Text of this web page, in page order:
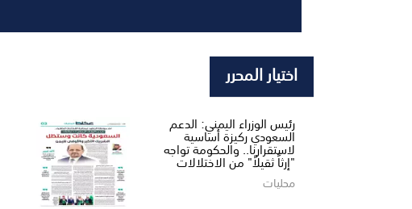
اختيار المحرر
رئيس الوزراء اليمني: الدعم
السعودي ركيزة أساسية
لاستقرارنا.. والحكومة تواجه
"إرثاً ثقيلاً" من الاختلالات
محليات